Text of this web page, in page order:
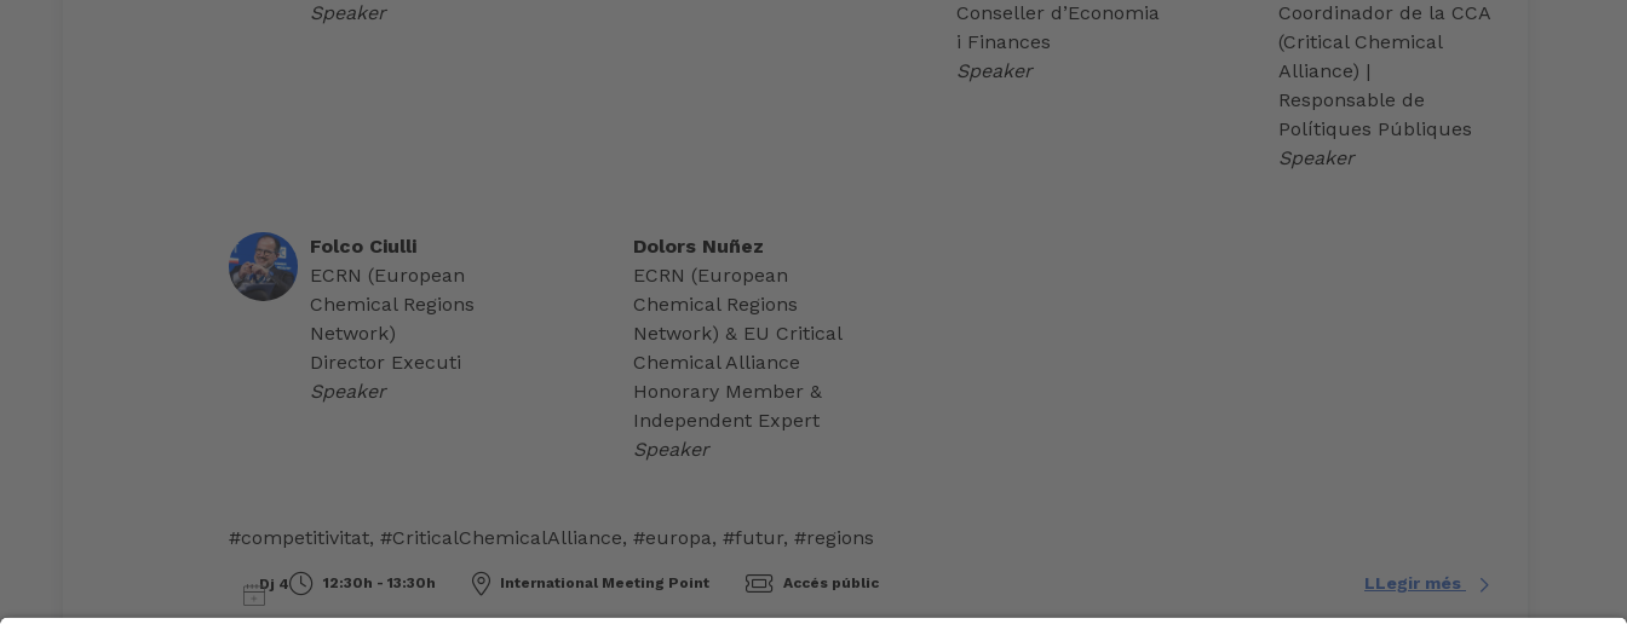
Speaker
Conseller d’Economia
i Finances
Speaker
Coordinador de la CCA
(Critical Chemical
Alliance) |
Responsable de
Polítiques Públiques
Speaker
Folco Ciulli
ECRN (European
Chemical Regions
Network)
Director Executi
Speaker
Dolors Nuñez
ECRN (European
Chemical Regions
Network) & EU Critical
Chemical Alliance
Honorary Member &
Independent Expert
Speaker
#competitivitat, #CriticalChemicalAlliance, #europa, #futur, #regions
Dj 4 12:30h - 13:30h International Meeting Point Accés públic LLegir més